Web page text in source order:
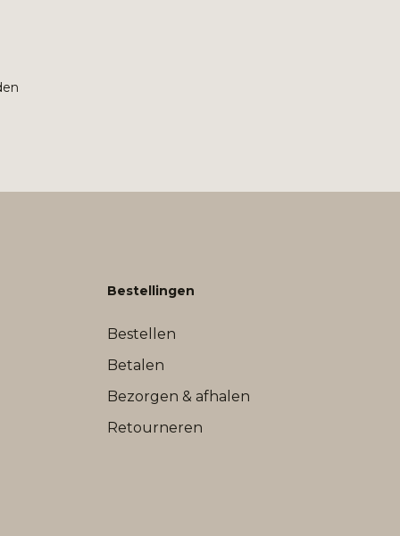
Bestellingen
Bestellen
Betalen
Bezorgen & afhalen
Retourneren